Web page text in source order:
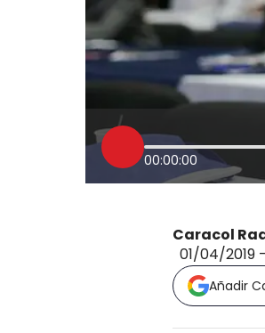
00:00:00
Caracol
01/04/2019
Añadir